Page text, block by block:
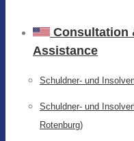
Consultation
Assistance
Schuldner- und
Schuldner- und
Rotenburg)